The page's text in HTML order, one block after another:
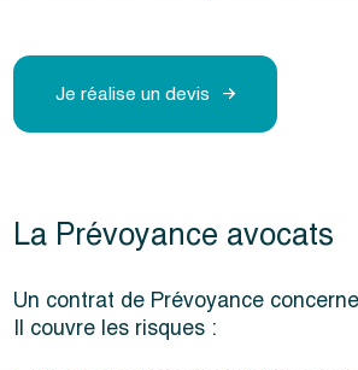
Je réalise un devis
La Prévoyance avocats
Un contrat de Prévoyance
Il couvre les risques :